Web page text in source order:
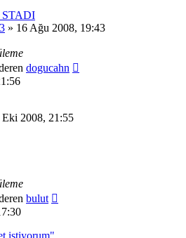
» 16 Ağu 2008, 19:43
dogucahn
Eki 2008, 21:55
bulut
istiyorum"